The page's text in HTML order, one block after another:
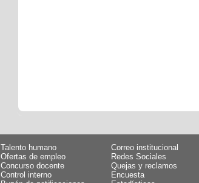
Talento humano
Ofertas de empleo
Concurso docente
Control interno
Correo institucional
Redes Sociales
Quejas y reclamos
Encuesta